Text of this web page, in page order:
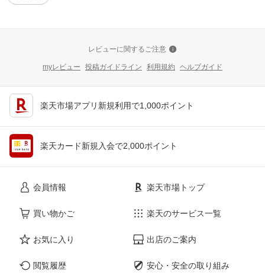
レビューに関するご注意
myレビュー 投稿ガイドライン 利用規約 ヘルプガイド
楽天市場アプリ新規利用で1,000ポイント
楽天カード新規入会で2,000ポイント
会員情報
買い物かご
お気に入り
閲覧履歴
楽天市場トップ
楽天のサービス一覧
出店のご案内
安心・安全の取り組み